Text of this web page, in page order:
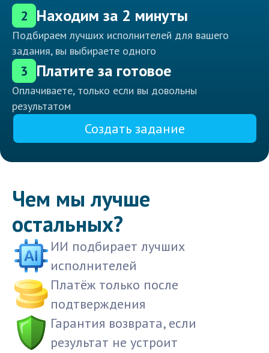
2 Находим за 2 минуты
Подбираем лучших исполнителей для вашего
задания, вы выбираете одного
3 Платите за готовое
Оплачиваете, только если вы довольны
результатом
Создать задание
Чем мы лучше
остальных?
ИИ подбирает лучших
исполнителей
Платёж только после
подтверждения
Гарантия возврата, если
результат не устроит